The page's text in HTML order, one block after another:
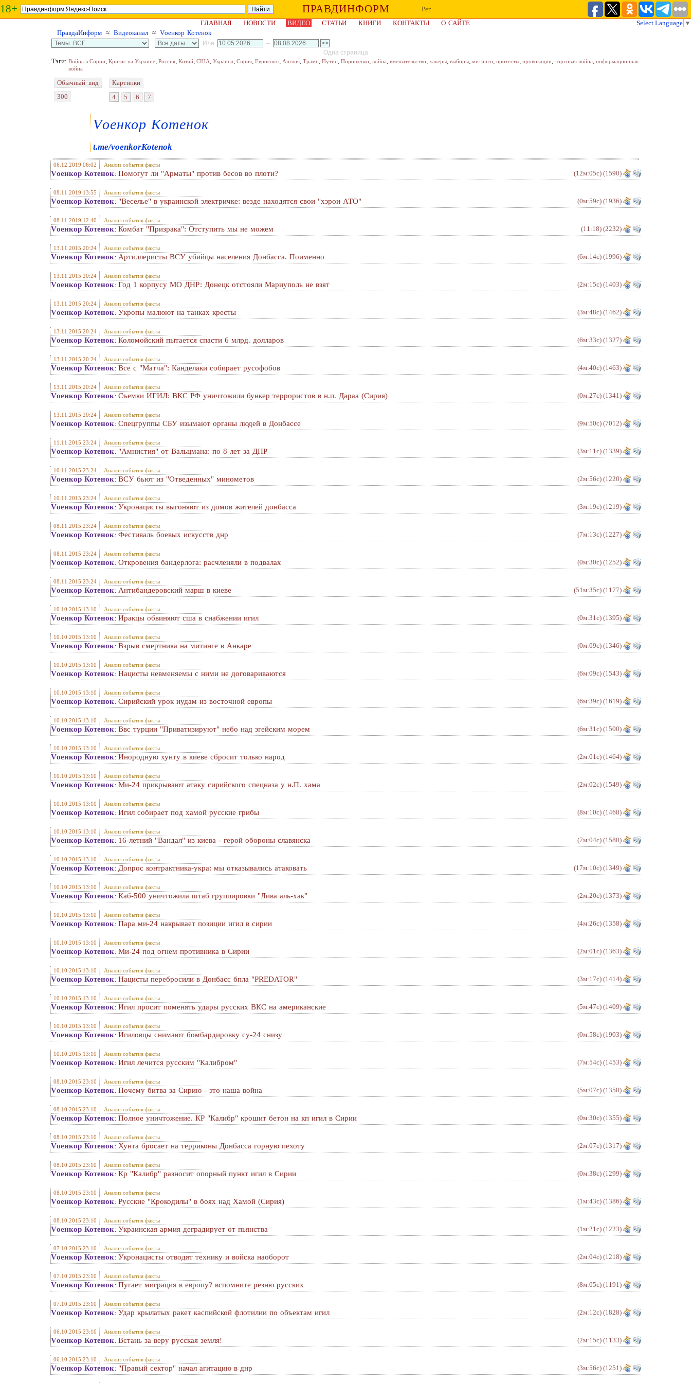
18+ ПРАВДИНФОРМ
Рег
ГЛАВНАЯ
НОВОСТИ ВИДЕО СТАТЬИ КНИГИ КОНТАКТЫ О САЙТЕ Select Language ▼
ПравдаИнформ ≈ Видеоканал ≈ Vоенкор Котенок
Или:
–
Одна страница
Тэги: Война в Сирии, Кризис на Украине, Россия, Китай, США, Украина, Сирия, Евросоюз, Англия, Трамп, Путин, Порошенко, война, вмешательство, хакеры, выборы, митинги, протесты, провокации, торговая война, информационная
война
Обычный вид
300
Картинки
4
5 6 7
Vоенкор Котенок
t.me/voenkorKotenok
06.12.2019 06:02 Анализ события факты
Vоенкор Котенок : Помогут ли "Арматы" против бесов во плоти? (12м:05с) (1590)
08.11.2019 13:55 Анализ события факты
Vоенкор Котенок : "Веселье" в украинской электричке: везде находятся свои "хэрои АТО" (0м:59с) (1936)
08.11.2019 12:40 Анализ события факты
Vоенкор Котенок : Комбат "Призрака": Отступить мы не можем (11:18) (2232)
13.11.2015 20:24 Анализ события факты
Vоенкор Котенок : Артиллеристы ВСУ убийцы населения Донбасса. Поименно (6м:14с) (1996)
13.11.2015 20:24 Анализ события факты
Vоенкор Котенок : Год 1 корпусу МО ДНР: Донецк отстояли Мариуполь не взят (2м:15с) (1403)
13.11.2015 20:24 Анализ события факты
Vоенкор Котенок : Укропы малюют на танках кресты (3м:48с) (1462)
13.11.2015 20:24 Анализ события факты
Vоенкор Котенок : Коломойский пытается спасти 6 млрд. долларов (6м:33с) (1327)
13.11.2015 20:24 Анализ события факты
Vоенкор Котенок : Все с "Матча": Канделаки собирает русофобов (4м:40с) (1463)
13.11.2015 20:24 Анализ события факты
Vоенкор Котенок : Съемки ИГИЛ: ВКС РФ уничтожили бункер террористов в н.п. Дараа (Сирия) (0м:27с) (1341)
13.11.2015 20:24 Анализ события факты
Vоенкор Котенок : Спецгруппы СБУ изымают органы людей в Донбассе (9м:50с) (7012)
11.11.2015 23:24 Анализ события факты
Vоенкор Котенок : "Амнистия" от Вальцмана: по 8 лет за ДНР (3м:11с) (1339)
10.11.2015 23:24 Анализ события факты
Vоенкор Котенок : ВСУ бьют из "Отведенных" минометов (2м:56с) (1220)
10.11.2015 23:24 Анализ события факты
Vоенкор Котенок : Укронацисты выгоняют из домов жителей донбасса (3м:19с) (1219)
08.11.2015 23:24 Анализ события факты
Vоенкор Котенок : Фестиваль боевых искусств днр (7м:13с) (1227)
08.11.2015 23:24 Анализ события факты
Vоенкор Котенок : Откровения бандерлога: расчленяли в подвалах (0м:30с) (1252)
08.11.2015 23:24 Анализ события факты
Vоенкор Котенок : Антибандеровский марш в киеве (51м:35с) (1177)
10.10.2015 13:10 Анализ события факты
Vоенкор Котенок : Иракцы обвиняют сша в снабжении игил (0м:31с) (1395)
10.10.2015 13:10 Анализ события факты
Vоенкор Котенок : Взрыв смертника на митинге в Анкаре (0м:09с) (1346)
10.10.2015 13:10 Анализ события факты
Vоенкор Котенок : Нацисты невменяемы с ними не договариваются (6м:09с) (1543)
10.10.2015 13:10 Анализ события факты
Vоенкор Котенок : Сирийский урок иудам из восточной европы (6м:39с) (1619)
10.10.2015 13:10 Анализ события факты
Vоенкор Котенок : Ввс турции "Приватизируют" небо над эгейским морем (6м:31с) (1500)
10.10.2015 13:10 Анализ события факты
Vоенкор Котенок : Инородную хунту в киеве сбросит только народ (2м:01с) (1464)
10.10.2015 13:10 Анализ события факты
Vоенкор Котенок : Ми-24 прикрывают атаку сирийского спецназа у н.П. хама (2м:02с) (1549)
10.10.2015 13:10 Анализ события факты
Vоенкор Котенок : Игил собирает под хамой русские грибы (8м:10с) (1468)
10.10.2015 13:10 Анализ события факты
Vоенкор Котенок : 16-летний "Вандал" из киева - герой обороны славянска (7м:04с) (1580)
10.10.2015 13:10 Анализ события факты
Vоенкор Котенок : Допрос контрактника-укра: мы отказывались атаковать (17м:10с) (1349)
10.10.2015 13:10 Анализ события факты
Vоенкор Котенок : Каб-500 уничтожила штаб группировки "Лива аль-хак" (2м:20с) (1373)
10.10.2015 13:10 Анализ события факты
Vоенкор Котенок : Пара ми-24 накрывает позиции игил в сирии (4м:26с) (1358)
10.10.2015 13:10 Анализ события факты
Vоенкор Котенок : Ми-24 под огнем противника в Сирии (2м:01с) (1363)
10.10.2015 13:10 Анализ события факты
Vоенкор Котенок : Нацисты перебросили в Донбасс бпла "PREDATOR" (3м:17с) (1414)
10.10.2015 13:10 Анализ события факты
Vоенкор Котенок : Игил просит поменять удары русских ВКС на американские (5м:47с) (1409)
10.10.2015 13:10 Анализ события факты
Vоенкор Котенок : Игиловцы снимают бомбардировку су-24 снизу (0м:58с) (1903)
10.10.2015 13:10 Анализ события факты
Vоенкор Котенок : Игил лечится русским "Калибром" (7м:54с) (1453)
08.10.2015 23:10 Анализ события факты
Vоенкор Котенок : Почему битва за Сирию - это наша война (5м:07с) (1358)
08.10.2015 23:10 Анализ события факты
Vоенкор Котенок : Полное уничтожение. КР "Калибр" крошит бетон на кп игил в Сирии (0м:30с) (1355)
08.10.2015 23:10 Анализ события факты
Vоенкор Котенок : Хунта бросает на терриконы Донбасса горную пехоту (2м:07с) (1317)
08.10.2015 23:10 Анализ события факты
Vоенкор Котенок : Кр "Калибр" разносит опорный пункт игил в Сирии (0м:38с) (1299)
08.10.2015 23:10 Анализ события факты
Vоенкор Котенок : Русские "Крокодилы" в боях над Хамой (Сирия) (1м:43с) (1386)
08.10.2015 23:10 Анализ события факты
Vоенкор Котенок : Украинская армия деградирует от пьянства (1м:21с) (1223)
07.10.2015 23:10 Анализ события факты
Vоенкор Котенок : Укронацисты отводят технику и войска наоборот (2м:04с) (1218)
07.10.2015 23:10 Анализ события факты
Vоенкор Котенок : Пугает миграция в европу? вспомните резню русских (8м:05с) (1191)
07.10.2015 23:10 Анализ события факты
Vоенкор Котенок : Удар крылатых ракет каспийской флотилии по объектам игил (2м:12с) (1828)
06.10.2015 23:10 Анализ события факты
Vоенкор Котенок : Встань за веру русская земля! (2м:15с) (1133)
06.10.2015 23:10 Анализ события факты
Vоенкор Котенок : "Правый сектор" начал агитацию в днр (3м:56с) (1251)